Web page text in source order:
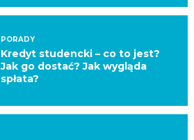
PORADY
Kredyt studencki – co to jest?
Jak go dostać? Jak wygląda
spłata?